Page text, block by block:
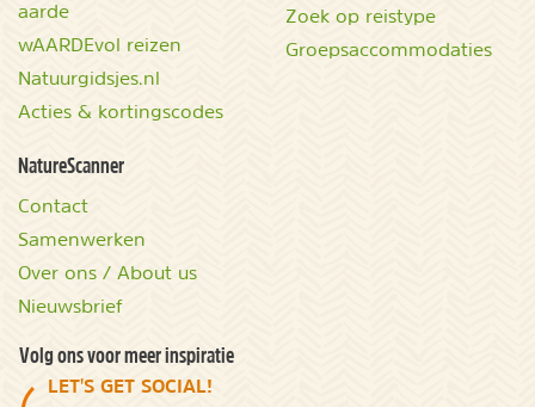
aarde
wAARDEvol reizen
Natuurgidsjes.nl
Acties & kortingscodes
Zoek op reistype
Groepsaccommodaties
NatureScanner
Contact
Samenwerken
Over ons / About us
Nieuwsbrief
Volg ons voor meer inspiratie
LET'S GET SOCIAL!